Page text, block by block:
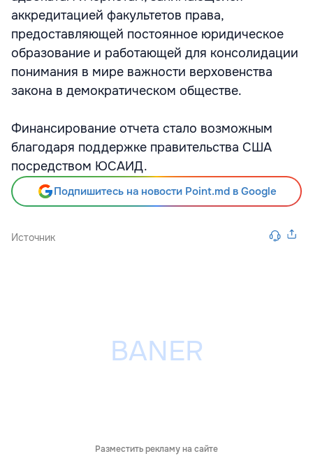
аккредитацией факультетов права,
предоставляющей постоянное юридическое
образование и работающей для консолидации
понимания в мире важности верховенства
закона в демократическом обществе.
Финансирование отчета стало возможным
благодаря поддержке правительства США
посредством ЮСАИД.
Подпишитесь на новости Point.md в Google
Источник
Разместить рекламу на сайте